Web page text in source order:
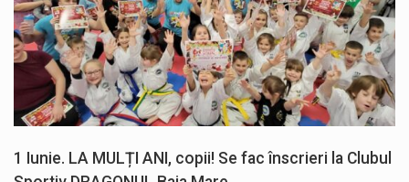
1 Iunie. LA MULȚI ANI, copii! Se fac înscrieri la Clubul